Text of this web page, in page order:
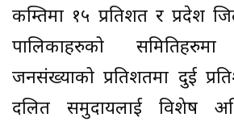
कम्तिमा १५ प्रतिशत र प्रदेश
पालिकाहरुको
जनसंख्याको प्रतिशतमा दुई
दलित समुदायलाई विशेष